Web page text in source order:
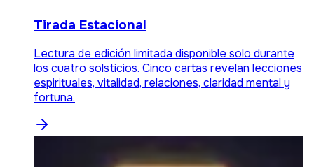
Tirada Estacional
Lectura de edición limitada disponible solo durante
los cuatro solsticios. Cinco cartas revelan lecciones
espirituales, vitalidad, relaciones, claridad mental y
fortuna.